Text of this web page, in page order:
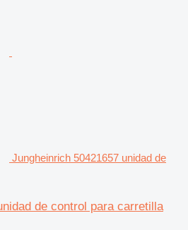
Jungheinrich 50421657 unidad de
de control para carretilla